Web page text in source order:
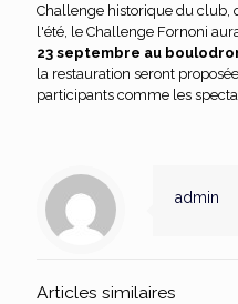
Challenge historique du club,
l'été, le Challenge Fornoni
23 septembre au
la restauration seront
participants comme les
admin
Articles similaires